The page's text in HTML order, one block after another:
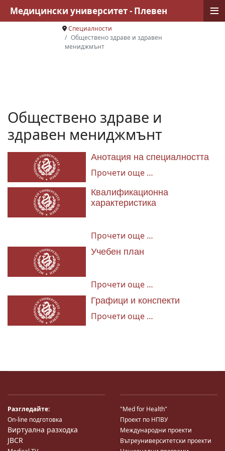
Специалности
Обществено здраве и здравен
мениджмънт
Обществено здраве и
здравен мениджмънт
Анотация на специалността
Прочети още …
Квалификационна
характеристика
Прочети още …
Учебен план
Прочети още …
Графици и конспекти
Прочети още …
Разгледайте:
On-line подготовка
Виртуална разходка
JBCR
"Med for Health"
Проект по НПВУ
Международни проекти
Вътреуниверситетски проекти
Медицински университет - Плевен ≡